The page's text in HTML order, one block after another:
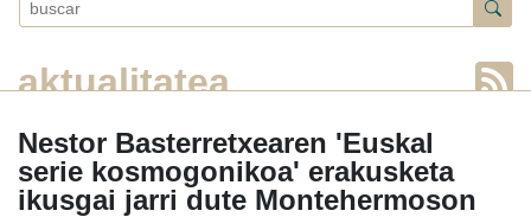
aktualitatea
Nestor Basterretxearen 'Euskal
serie kosmogonikoa' erakusketa
ikusgai jarri dute Montehermoson